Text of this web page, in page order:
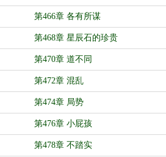
第466章 各有所谋
第468章 星辰石的珍贵
第470章 道不同
第472章 混乱
第474章 局势
第476章 小屁孩
第478章 不踏实